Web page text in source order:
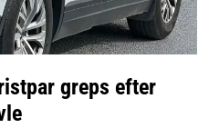
greps efter